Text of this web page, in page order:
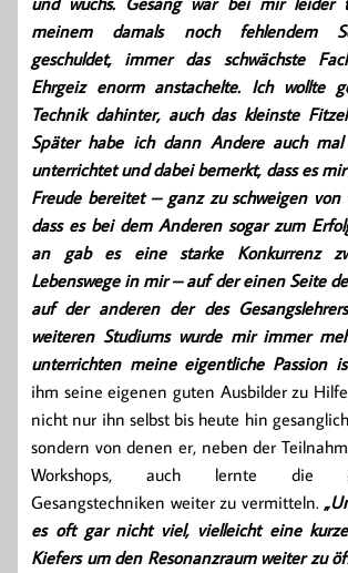
meinem damals noch fehlendem
geschuldet, immer das schwächste
Ehrgeiz enorm anstachelte. Ich wollte
Technik dahinter, auch das kleinste
Später habe ich dann Andere auch
unterrichtet und dabei bemerkt, dass es
Freude bereitet – ganz zu schweigen von
dass es bei dem Anderen sogar zum
an gab es eine starke Konkurrenz
Lebenswege in mir – auf der einen Seite
auf der anderen der des
weiteren Studiums wurde mir immer
unterrichten meine eigentliche Passion
ihm seine eigenen guten Ausbilder zu
nicht nur ihn selbst bis heute hin
sondern von denen er, neben der
Workshops, auch lernte die
Gesangstechniken weiter zu vermitteln.
es oft gar nicht viel, vielleicht eine
Kiefers um den Resonanzraum weiter zu